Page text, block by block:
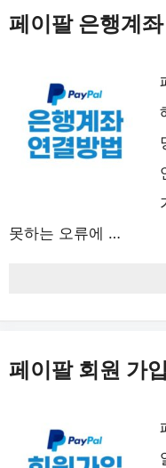
페이팔 은행계
못하는 오류에 …
페이팔 회원 가